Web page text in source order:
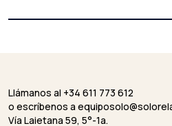
Llámanos al +34 611 773 612
o escríbenos a
Vía Laietana 59, 5°-1a.